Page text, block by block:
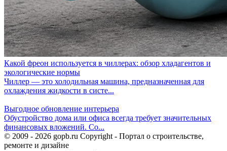
Какой фреон используется в чиллерах: обзор хладагентов и
экологические нормы
Чиллер — это холодильная машина, предназначенная для
охлаждения жидкости в систе...
Выгодное обновление интерьера
Обустройство дома или офиса всегда требует значительных
финансовых вложений. Со...
© 2009 - 2026 gopb.ru Copyright - Портал о строительстве,
ремонте и дизайне